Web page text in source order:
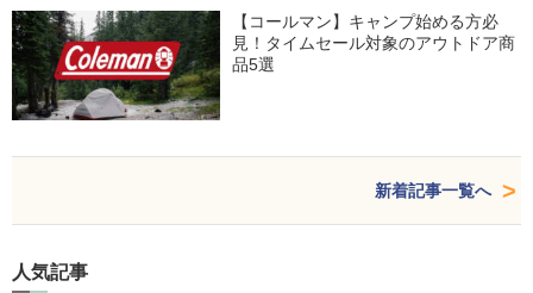
【コールマン】キャンプ始める方必
見！タイムセール対象のアウトドア商
品5選
新着記事一覧へ
人気記事